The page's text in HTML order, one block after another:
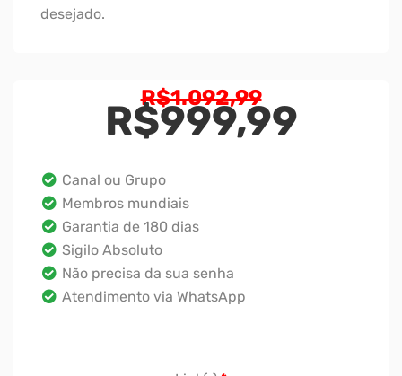
desejado.
R$1.092,99O
preço
R$999,99
O
Canal ou Grupo
Membros mundiais
Garantia de 180 dias
Sigilo Absoluto
Não precisa da sua senha
Atendimento via WhatsApp